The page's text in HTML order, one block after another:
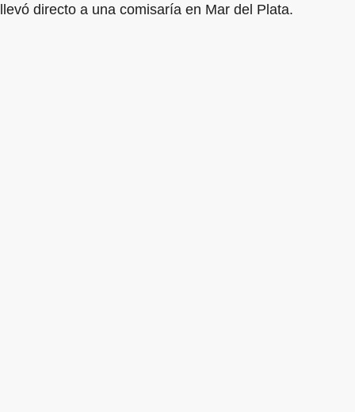
llevó directo a una comisaría en Mar del Plata.